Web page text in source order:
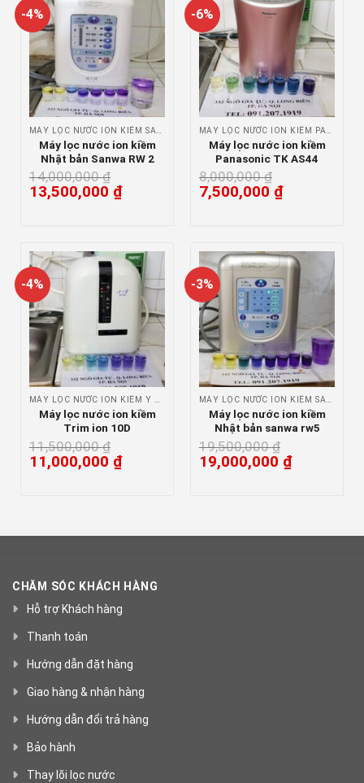
-4%
Máy lọc nước ion kiềm
Nhật bản Sanwa RW 2
14,000,000₫
13,500,000 ₫
-6%
Máy lọc nước ion kiềm
Panasonic TK AS44
8,000,000₫
7,500,000 ₫
-4%
MÁY LỌC NƯỚC ION KIỀM Y TẾ
Máy lọc nước ion kiềm
Trim ion 10D
11,500,000₫
11,000,000 ₫
-3%
MÁY LỌC NƯỚC ION KIỀM SANWA
Máy lọc nước ion kiềm
Nhật bản sanwa rw5
19,500,000₫
19,000,000 ₫
CHĂM SÓC KHÁCH HÀNG
Hỗ trợ Khách hàng
Thanh toán
Hướng dẫn đặt hàng
Giao hàng & nhận hàng
Hướng dẫn đổi trả hàng
Bảo hành
Thay lõi lọc nước